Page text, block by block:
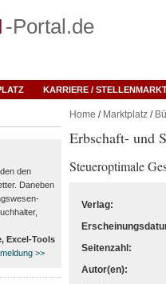
-Portal.de
KARRIERE /
Home / Marktplatz/
Erbschaft- und
Steueroptimale
Verlag:
Seitenzahl:
Autor(en):
den
Daneben
Excel-Tools
>>